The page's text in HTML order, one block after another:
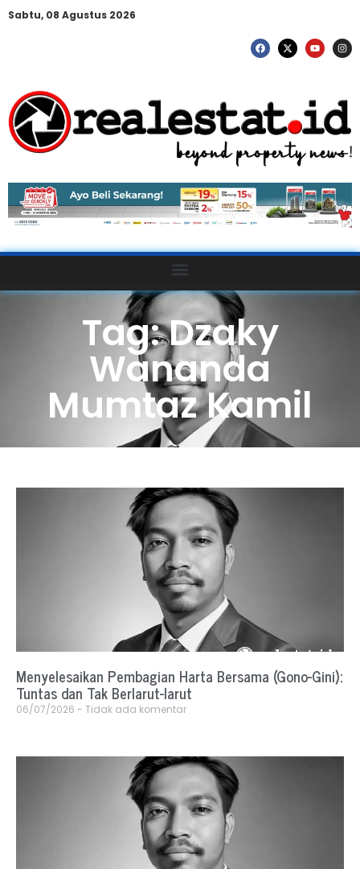
Sabtu, 08 Agustus 2026
Tag: Dzaky
Wananda
Mumtaz Kamil
Menyelesaikan Pembagian Harta Bersama (Gono-Gini):
Tuntas dan Tak Berlarut-larut
06/07/2026 Tidak ada komentar